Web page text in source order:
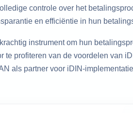
controle over het
en efficiëntie in hun
instrument om hun
profiteren van de voordelen van
als partner voor iDIN-